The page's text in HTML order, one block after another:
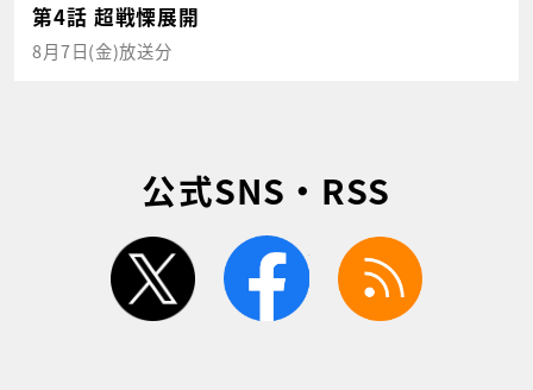
第4話 超戦慄展開
8月7日(金)放送分
公式SNS・RSS
twitter facebook